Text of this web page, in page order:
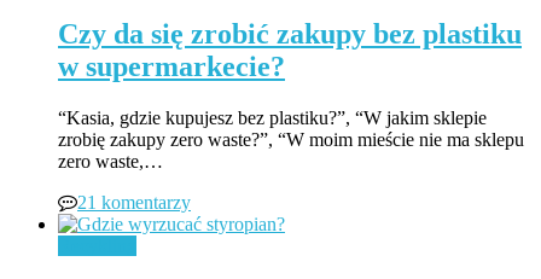
Czy da się zrobić zakupy bez plastiku
w supermarkecie?
“Kasia, gdzie kupujesz bez plastiku?”, “W jakim sklepie
zrobię zakupy zero waste?”, “W moim mieście nie ma sklepu
zero waste,…
21 komentarzy